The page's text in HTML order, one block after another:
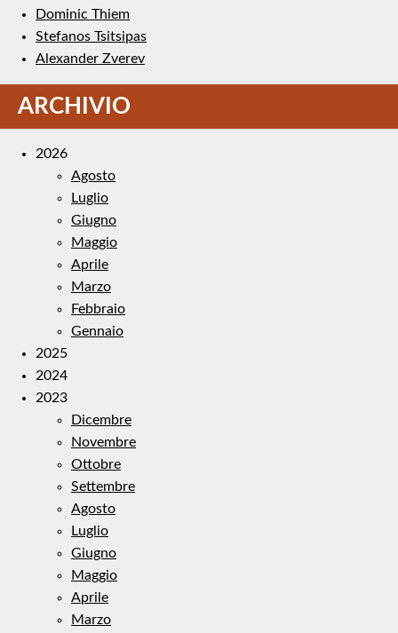
Dominic Thiem
Stefanos Tsitsipas
Alexander Zverev
ARCHIVIO
2026
Agosto
Luglio
Giugno
Maggio
Aprile
Marzo
Febbraio
Gennaio
2025
2024
2023
Dicembre
Novembre
Ottobre
Settembre
Agosto
Luglio
Giugno
Maggio
Aprile
Marzo